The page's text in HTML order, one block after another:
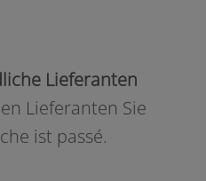
Lieferanten
Lieferanten Sie
ist passé.